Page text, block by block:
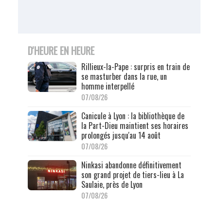
D'HEURE EN HEURE
Rillieux-la-Pape : surpris en train de
se masturber dans la rue, un
homme interpellé
07/08/26
Canicule à Lyon : la bibliothèque de
la Part-Dieu maintient ses horaires
prolongés jusqu'au 14 août
07/08/26
Ninkasi abandonne définitivement
son grand projet de tiers-lieu à La
Saulaie, près de Lyon
07/08/26